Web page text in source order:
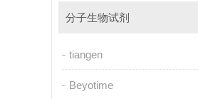
分子生物试剂
tiangen
Beyotime